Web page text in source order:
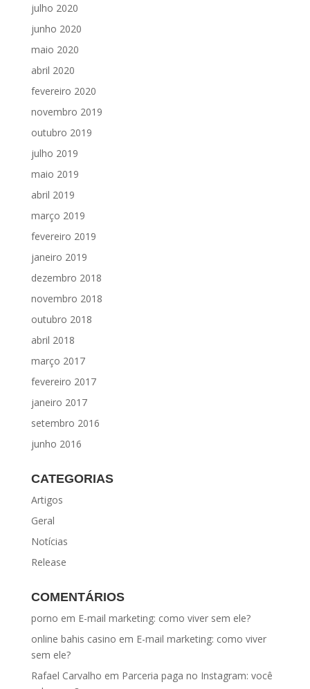
julho 2020
junho 2020
maio 2020
abril 2020
fevereiro 2020
novembro 2019
outubro 2019
julho 2019
maio 2019
abril 2019
março 2019
fevereiro 2019
janeiro 2019
dezembro 2018
novembro 2018
outubro 2018
abril 2018
março 2017
fevereiro 2017
janeiro 2017
setembro 2016
junho 2016
CATEGORIAS
Artigos
Geral
Notícias
Release
COMENTÁRIOS
porno em E-mail marketing: como viver sem ele?
online bahis casino em E-mail marketing: como viver
sem ele?
Rafael Carvalho em Parceria paga no Instagram: você